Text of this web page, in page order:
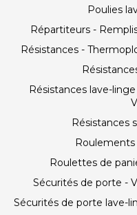
Poulies
Répartiteurs -
Résistances -
Résistances lave-
Résistances
Roulements
Roulettes de
Sécurités de porte -
Sécurités de porte lave-